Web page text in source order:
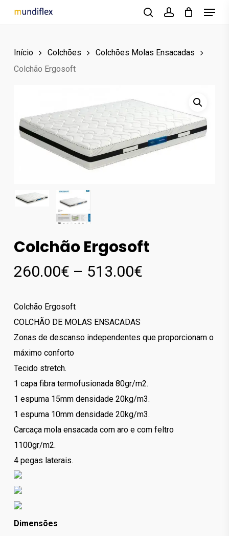
to
content
searchaccount
Menu
Início Colchões
Colchões Molas Ensacadas
Colchão Ergosoft
Colchão Ergosoft
260.00€ – 513.00€Price
513.00€
Colchão Ergosoft
COLCHÃO DE MOLAS ENSACADAS
Zonas de descanso independentes que proporcionam o
máximo conforto
Tecido stretch.
1 capa fibra termofusionada 80gr/m2.
1 espuma 15mm densidade 20kg/m3.
1 espuma 10mm densidade 20kg/m3.
Carcaça mola ensacada com aro e com feltro
1100gr/m2.
4 pegas laterais.
Dimensões